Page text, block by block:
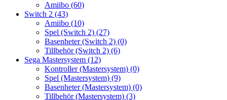
Amiibo (60)
Switch 2 (43)
Amiibo (10)
Spel (Switch 2) (27)
Basenheter (Switch 2) (0)
Tillbehör (Switch 2) (6)
Sega Mastersystem (12)
Kontroller (Mastersystem) (0)
Spel (Mastersystem) (9)
Basenheter (Mastersystem) (0)
Tillbehör (Mastersystem) (3)